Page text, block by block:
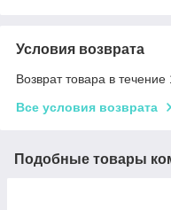
Условия возврата
Возврат товара в
Все условия возврата
Подобные товары